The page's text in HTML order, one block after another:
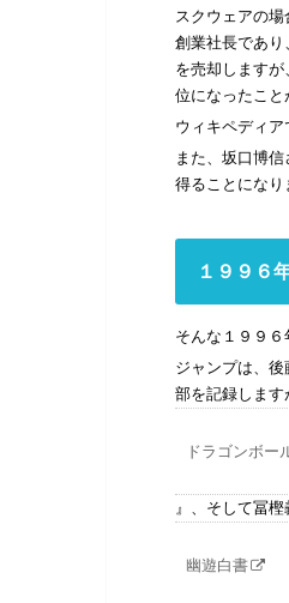
スクウェアの場
創業社長であ
を売却します
位になったこと
ウィキペディア
また、坂口博
得ることになり
１９９６
そんな１９９
ジャンプは、
部を記録します
ドラゴンボー
』、そして冨樫
幽遊白書